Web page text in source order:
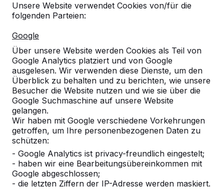
Unsere Website verwendet Cookies von/für die
folgenden Parteien:
Google
Über unsere Website werden Cookies als Teil von
Google Analytics platziert und von Google
ausgelesen. Wir verwenden diese Dienste, um den
Überblick zu behalten und zu berichten, wie unsere
Besucher die Website nutzen und wie sie über die
Google Suchmaschine auf unsere Website
gelangen.
Wir haben mit Google verschiedene Vorkehrungen
getroffen, um Ihre personenbezogenen Daten zu
schützen:
- Google Analytics ist privacy-freundlich eingestelt;
- haben wir eine Bearbeitungsübereinkommen mit
Google abgeschlossen;
- die letzten Ziffern der IP-Adresse werden maskiert.
Tischkicker
Zubehör
Bänke
Welche Vorteile hat Bambus?
Muss der Betontisch waagerecht
stehen?
Wie lange Garantie gibt HeBlad auf